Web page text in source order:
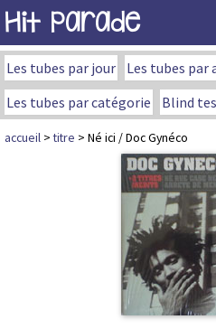
Hit Parade
Les tubes par jour Les tubes par
Les tubes par catégorie
Blind
accueil >titre > Né ici / Doc Gynéco